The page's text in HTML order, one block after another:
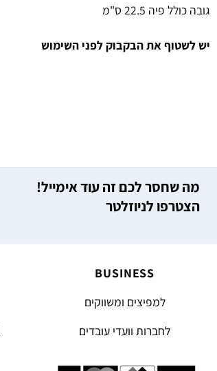
גובה כולל פיה 22.5 ס"מ
יש לשטוף את הבקבוק לפני השימוש
מה שחסר לכם זה עוד אימייל!
הצטרפו לניוזלטר
BUSINESS
למפיצים ומשווקים
לחברות וועדי עובדים